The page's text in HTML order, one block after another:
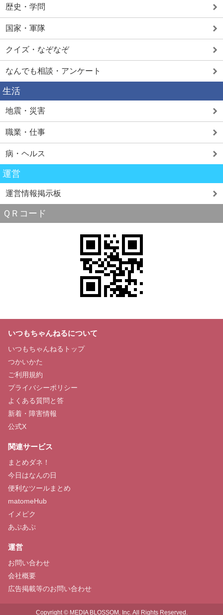
歴史・学問
国家・軍隊
クイズ・なぞなぞ
なんでも相談・アンケート
生活
地震・災害
職業・仕事
病・ヘルス
運営
運営情報掲示板
ＱＲコード
いつもちゃんねるについて
いつもちゃんねるトップ
つかいかた
ご利用規約
プライバシーポリシー
よくある質問と答
新着・障害情報
公式X
関連サービス
まとめダネ！
今日はなんの日
便利なツールまとめ
matomeHub
イメピク
あぷあぷ
運営
お問い合わせ
会社概要
広告掲載等のお問い合わせ
Copyright © MEDIA BLOSSOM, Inc. All Rights Reserved.